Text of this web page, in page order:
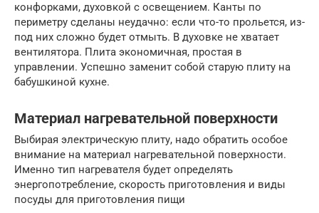
конфорками, духовкой с освещением. Канты по
периметру сделаны неудачно: если что-то прольется, из-
под них сложно будет отмыть. В духовке не хватает
вентилятора. Плита экономичная, простая в
управлении. Успешно заменит собой старую плиту на
бабушкиной кухне.
Материал нагревательной поверхности
Выбирая электрическую плиту, надо обратить особое
внимание на материал нагревательной поверхности.
Именно тип нагревателя будет определять
энергопотребление, скорость приготовления и виды
посуды для приготовления пищи